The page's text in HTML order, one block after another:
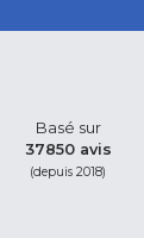
Basé sur
37850 avis
(depuis 2018)